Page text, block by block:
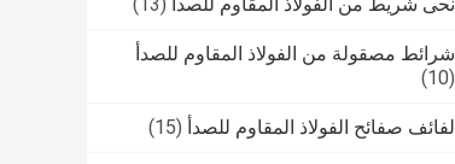
شرائط مصقولة من الفولاذ المقاوم للصدأ
(10)
لفائف صفائح الفولاذ المقاوم للصدأ (15)